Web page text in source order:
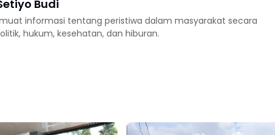
Budi
informasi tentang peristiwa dalam masyarakat secara
hukum, kesehatan, dan hiburan.